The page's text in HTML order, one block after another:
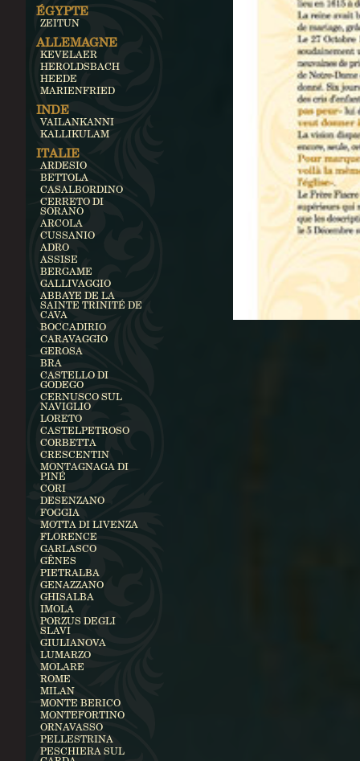
ÉGYPTE
ZEITUN
ALLEMAGNE
KEVELAER
HEROLDSBACH
HEEDE
MARIENFRIED
INDE
VAILANKANNI
KALLIKULAM
ITALIE
ARDESIO
BETTOLA
CASALBORDINO
CERRETO DI
SORANO
ARCOLA
CUSSANIO
ADRO
ASSISE
BERGAME
GALLIVAGGIO
ABBAYE DE LA
SAINTE TRINITÉ DE
CAVA
BOCCADIRIO
CARAVAGGIO
GEROSA
BRA
CASTELLO DI
GODEGO
CERNUSCO SUL
NAVIGLIO
LORETO
CASTELPETROSO
CORBETTA
CRESCENTIN
MONTAGNAGA DI
PINÉ
CORI
DESENZANO
FOGGIA
MOTTA DI LIVENZA
FLORENCE
GARLASCO
GÊNES
PIETRALBA
GENAZZANO
GHISALBA
IMOLA
PORZUS DEGLI
SLAVI
GIULIANOVA
LUMARZO
MOLARE
ROME
MILAN
MONTE BERICO
MONTEFORTINO
ORNAVASSO
PELLESTRINA
PESCHIERA SUL